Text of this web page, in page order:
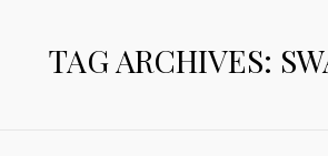
TAG ARCHIVES: